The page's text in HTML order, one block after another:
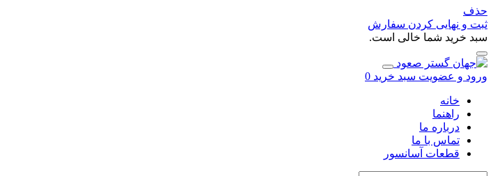
حذف
ثبت و نهایی کردن سفارش
سبد خرید شما خالی است.
ورود و عضویت سبد خرید 0
خانه
راهنما
درباره ما
تماس با ما
قطعات آسانسور